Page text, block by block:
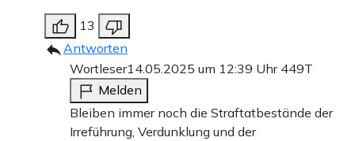
13
Antworten
Wortleser14.05.2025 um 12:39 Uhr 449T
Melden
Bleiben immer noch die Straftatbestände der
Irreführung, Verdunklung und der